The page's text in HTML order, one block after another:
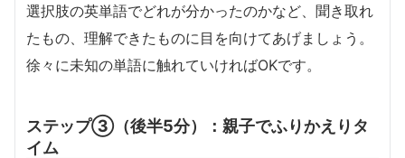
選択肢の英単語でどれが分かったのかなど、聞き取れ
たもの、理解できたものに目を向けてあげましょう。
徐々に未知の単語に触れていければOKです。
ステップ③（後半5分）：親子でふりかえりタ
イム